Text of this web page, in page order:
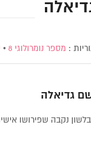
: מספר נומרולוגי 8 •
גדיאלה
נקבה שפירושו